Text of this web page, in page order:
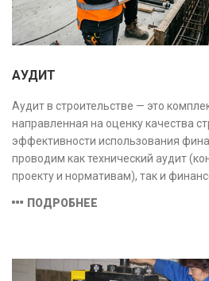
АУДИТ
Аудит в строительстве — это
направленная на оценку качества
эффективности использования
проводим как технический аудит
проекту и нормативам), так и
безопасность и экономическую
ПОДРОБНЕЕ